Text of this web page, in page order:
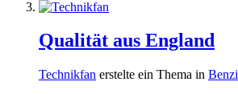
Qualität aus England
Technikfan erstelte ein Thema in